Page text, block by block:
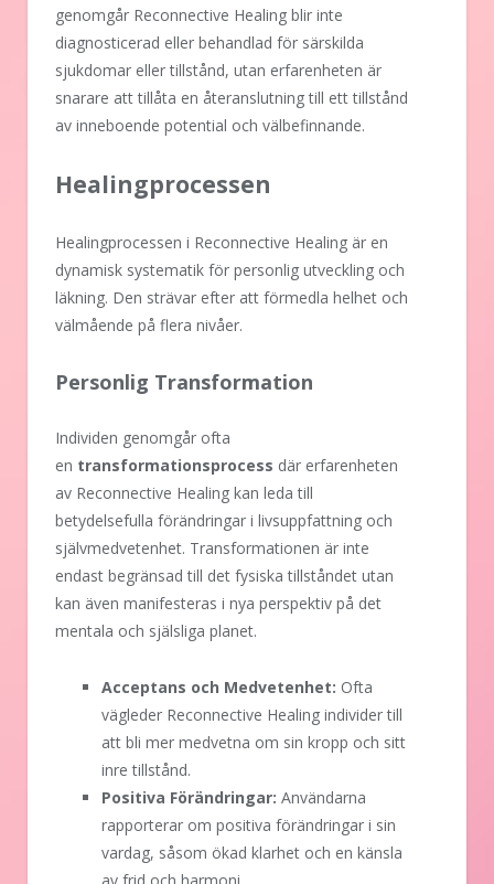
genomgår Reconnective Healing blir inte
diagnosticerad eller behandlad för särskilda
sjukdomar eller tillstånd, utan erfarenheten är
snarare att tillåta en återanslutning till ett tillstånd
av inneboende potential och välbefinnande.
Healingprocessen
Healingprocessen i Reconnective Healing är en
dynamisk systematik för personlig utveckling och
läkning. Den strävar efter att förmedla helhet och
välmående på flera nivåer.
Personlig Transformation
Individen genomgår ofta
en transformationsprocess där erfarenheten
av Reconnective Healing kan leda till
betydelsefulla förändringar i livsuppfattning och
självmedvetenhet. Transformationen är inte
endast begränsad till det fysiska tillståndet utan
kan även manifesteras i nya perspektiv på det
mentala och själsliga planet.
Acceptans och Medvetenhet: Ofta
vägleder Reconnective Healing individer till
att bli mer medvetna om sin kropp och sitt
inre tillstånd.
Positiva Förändringar: Användarna
rapporterar om positiva förändringar i sin
vardag, såsom ökad klarhet och en känsla